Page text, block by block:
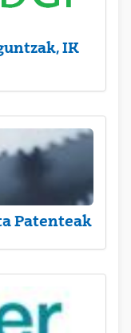
IK
Patenteak